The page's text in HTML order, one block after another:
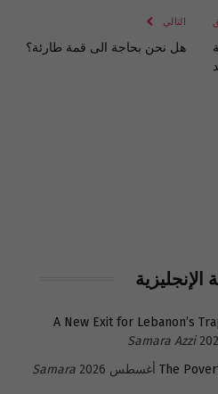
التالي
هل نحن بحاجة الى قمة طارئة؟
الإنجليزية
A New Exit for Lebanon’s
Samara Azzi
The
Samara